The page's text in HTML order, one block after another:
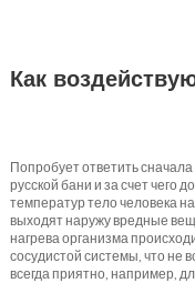
Как
Попробует ответить
русской бани и за счет чего
температур тело человека
выходят наружу вредные
нагрева организма
сосудистой системы, что не
всегда приятно, например,